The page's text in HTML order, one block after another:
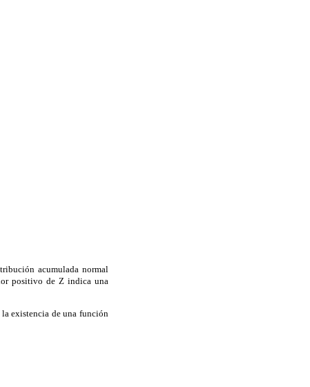
acumulada normal
positivo de Z indica una
la existencia de una función